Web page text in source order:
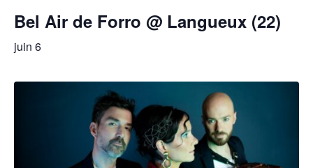
Bel Air de Forro @ Langueux (22)
juin 6